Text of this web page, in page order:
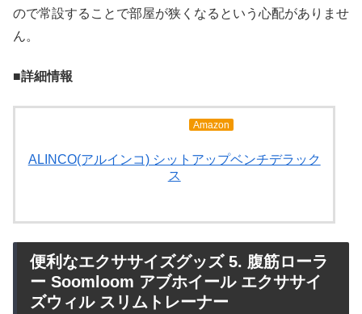
ので常設することで部屋が狭くなるという心配がありませ
ん。
■詳細情報
Amazon
ALINCO(アルインコ) シットアップベンチデラック
ス
便利なエクササイズグッズ 5. 腹筋ローラ
ー Soomloom アブホイール エクササイ
ズウィル スリムトレーナー